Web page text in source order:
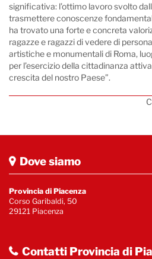
significativa: l’ottimo lavoro svolto
trasmettere conoscenze
ha trovato una forte e concreta
ragazze e ragazzi di vedere di
artistiche e monumentali di Roma,
per l’esercizio della cittadinanza
crescita del nostro Paese”.
Dove siamo
Provincia di Piacenza
Corso Garibaldi, 50
29121 Piacenza
Contatti Provincia di